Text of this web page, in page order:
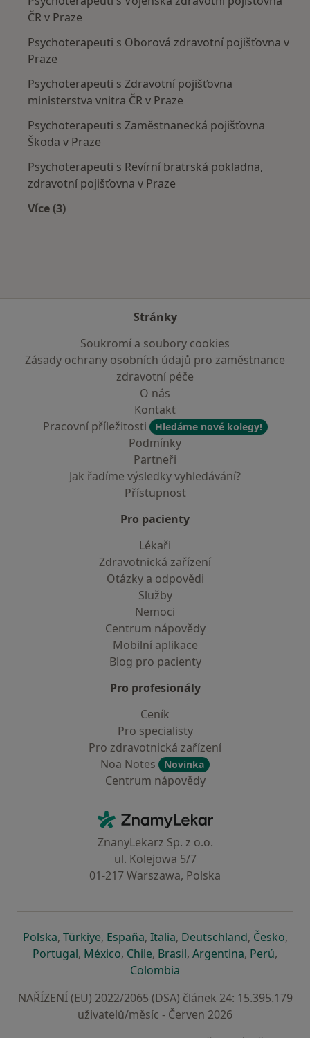
ČR v Praze
Psychoterapeuti s Oborová zdravotní pojišťovna v
Praze
Psychoterapeuti s Zdravotní pojišťovna
ministerstva vnitra ČR v Praze
Psychoterapeuti s Zaměstnanecká pojišťovna
Škoda v Praze
Psychoterapeuti s Revírní bratrská pokladna,
zdravotní pojišťovna v Praze
Více (3)
Stránky
Soukromí a soubory cookies
Zásady ochrany osobních údajů pro zaměstnance
zdravotní péče
O nás
Kontakt
Pracovní příležitosti
Hledáme nové kolegy!
Podmínky
Partneři
Jak řadíme výsledky vyhledávání?
Přístupnost
Pro pacienty
Lékaři
Zdravotnická zařízení
Otázky a odpovědi
Služby
Nemoci
Centrum nápovědy
Mobilní aplikace
Blog pro pacienty
Pro profesionály
Ceník
Pro specialisty
Pro zdravotnická zařízení
Noa Notes
Novinka
Centrum nápovědy
ZnamyLekar - Hlavní stránka
ZnanyLekarz Sp. z o.o.
ul. Kolejowa 5/7
01-217 Warszawa, Polska
Polskase otevře v nové záložce
, Türkiyese otevře v nové záložce
, Españase otevře v nové záložce
, Italiase otevře v nové záložce
, Deutschlandse otevře v
, Českose
,
Portugalse otevře v nové záložce
, Méxicose otevře v nové záložce
, Chilese otevře v nové záložce
, Brasilse otevře v nové
, Argentinase otevře v
, Perúse
,
Colombia
NAŘÍZENÍ (EU) 2022/2065 (DSA) článek 24: 15.395.179
uživatelů/měsíc - Červen 2026